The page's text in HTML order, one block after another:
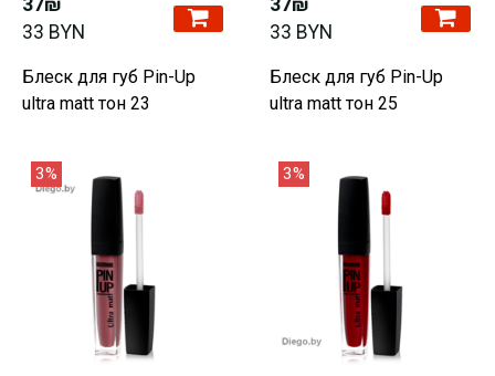
33 BYN
Блеск для губ Pin-Up
ultra matt тон 23
33 BYN
Блеск для губ Pin-Up
ultra matt тон 25
3% 3%